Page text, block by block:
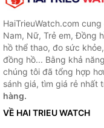
HaiTrieuWatch.com
Nam, Nữ, Trẻ em, Đồng
hồ thể thao, đo sức
đồng hồ... Bằng khả
chúng tôi đã tổng hợp
sánh giá, tìm giá rẻ nhất
hàng.
VỀ HAI TRIEU WATCH